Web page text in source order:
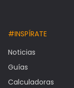
#INSPÍRATE
Noticias
Guías
Calculadoras